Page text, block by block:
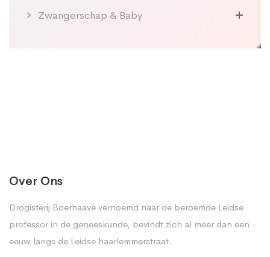
Zwangerschap & Baby
Over Ons
Drogisterij Boerhaave vernoemd naar de beroemde Leidse
professor in de geneeskunde, bevindt zich al meer dan een
eeuw langs de Leidse haarlemmerstraat.